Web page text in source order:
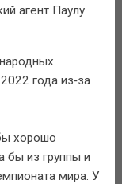
агент Паулу
года из‑за
хорошо
бы из группы и
мира. У